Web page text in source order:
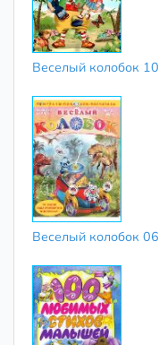
Веселый колобок 10
Веселый колобок 06